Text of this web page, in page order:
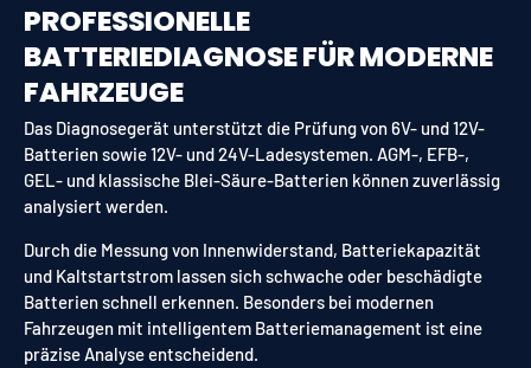
PROFESSIONELLE
BATTERIEDIAGNOSE FÜR MODERNE
FAHRZEUGE
Das Diagnosegerät unterstützt die Prüfung von 6V- und 12V-
Batterien sowie 12V- und 24V-Ladesystemen. AGM-, EFB-,
GEL- und klassische Blei-Säure-Batterien können zuverlässig
analysiert werden.
Durch die Messung von Innenwiderstand, Batteriekapazität
und Kaltstartstrom lassen sich schwache oder beschädigte
Batterien schnell erkennen. Besonders bei modernen
Fahrzeugen mit intelligentem Batteriemanagement ist eine
präzise Analyse entscheidend.